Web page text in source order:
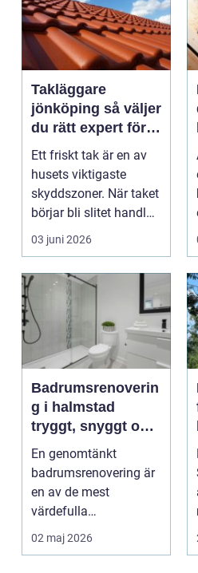
Takläggare
jönköping så väljer
du rätt expert för
ditt tak
Ett friskt tak är en av
husets viktigaste
skyddszoner. När taket
börjar bli slitet handlar
frågan sä...
03 juni 2026
Badrumsrenoverin
g i halmstad
tryggt, snyggt och
hållbart
En genomtänkt
badrumsrenovering är
en av de mest
värdefulla
investeringarna i en
bostad. För många h...
02 maj 2026